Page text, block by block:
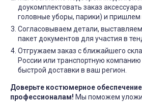
доукомплектовать заказ
головные уборы, парики) и пришлем
Согласовываем детали,
пакет документов для участия в
Отгружаем заказ с ближайшего
России или транспортную
быстрой доставки в ваш регион.
Доверьте костюмерное
профессионалам! Мы поможем